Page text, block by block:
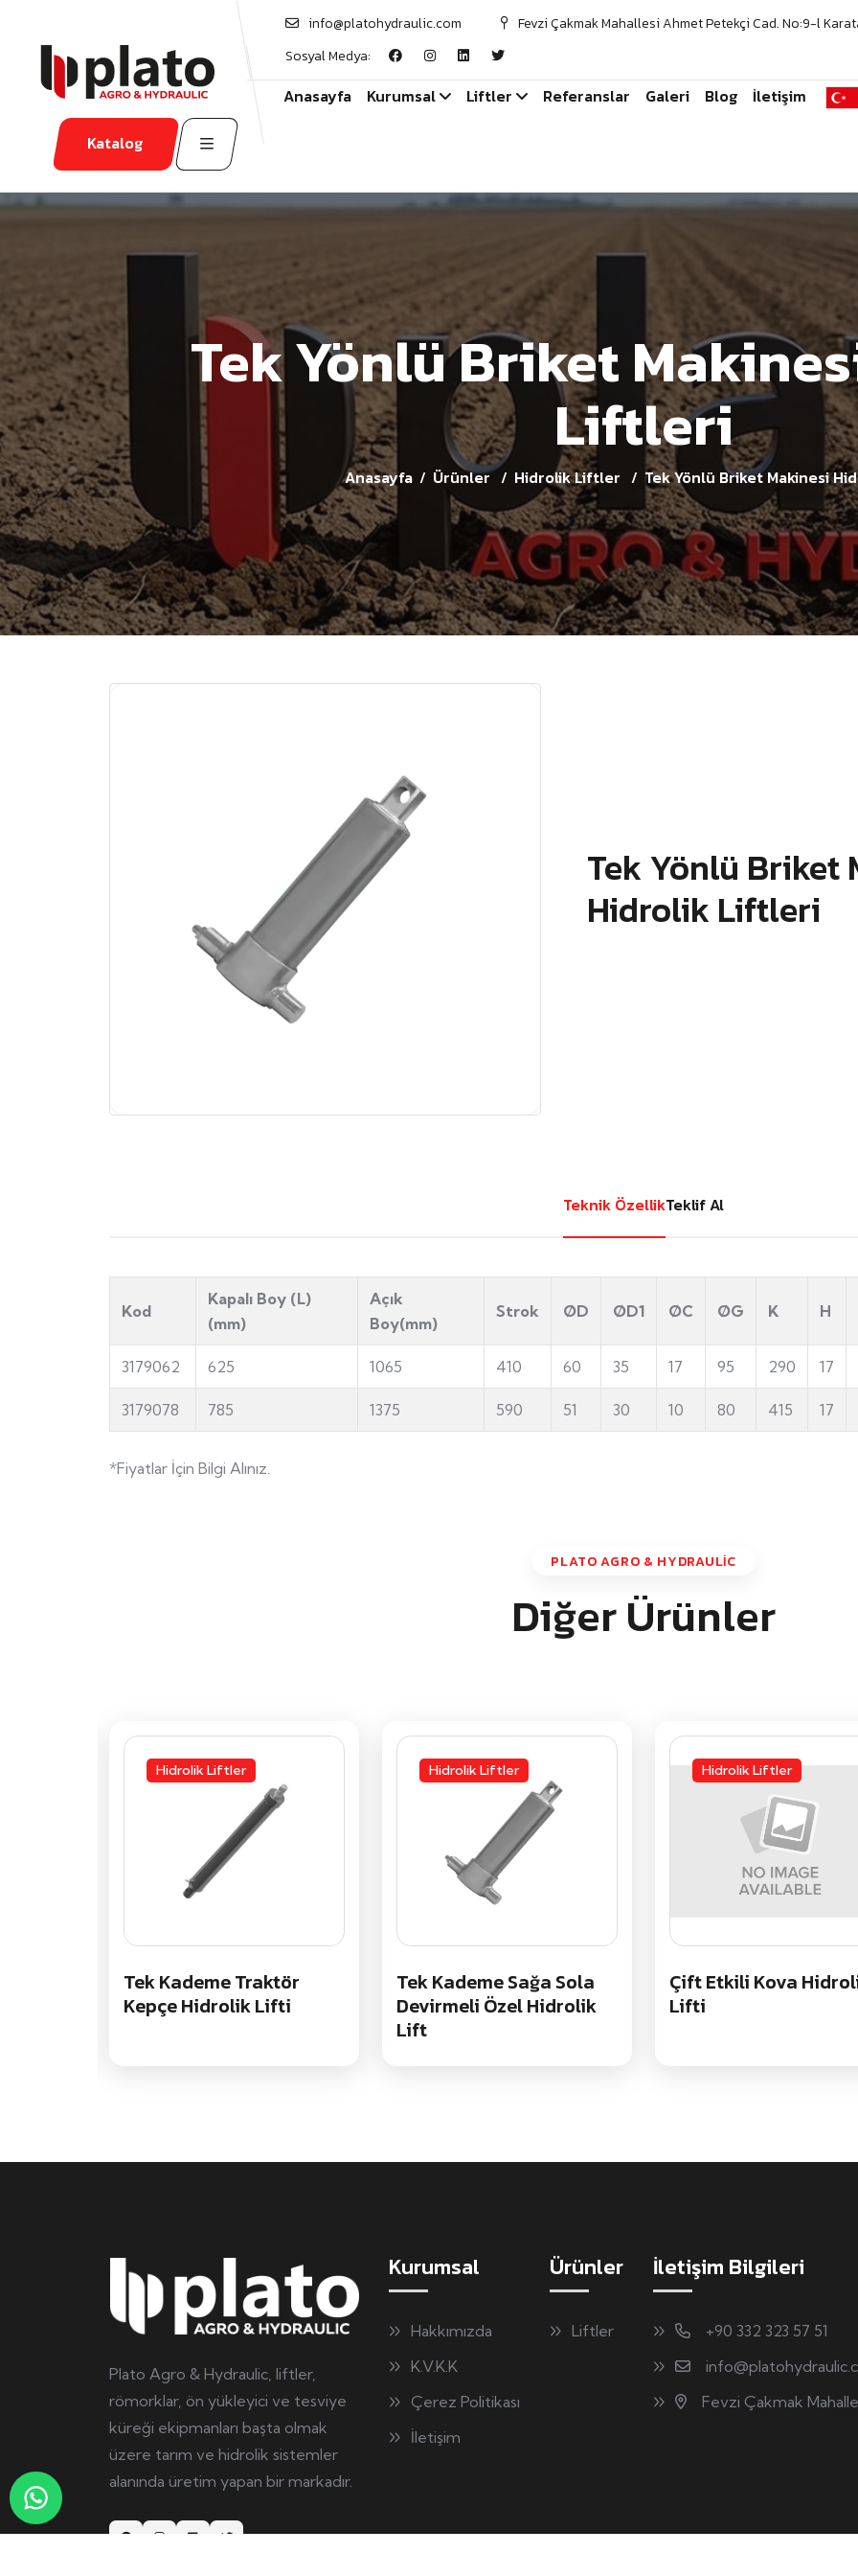
info@platohydraulic.com
Fevzi Çakmak Mahallesi Ahmet Petekçi Cad. No:9-l
Sosyal Medya:
Anasayfa Kurumsal Liftler Referanslar Galeri Blog İletişim
Katalog
Tek Yönlü Briket
Liftleri
Anasayfa Ürünler Hidrolik Liftler Tek Yönlü Briket Makinesi
Tek Yönlü Briket
Hidrolik Liftleri
Teknik ÖzellikTeklif Al
Kod
Kapalı Boy (L)
(mm)
Açık
Boy(mm)
Strok ØD ØD1 ØC ØG K H
3179062 625 1065 410 60 35 17 95 290 17
3179078 785 1375 590 51 30 10 80 415 17
*Fiyatlar İçin Bilgi Alınız.
PLATO AGRO & HYDRAULİC
Diğer Ürünler
Hidrolik Liftler
Tek Kademe Traktör
Kepçe Hidrolik Lifti
Hidrolik Liftler
Tek Kademe Sağa Sola
Devirmeli Özel Hidrolik
Lift
Hidrolik Liftler
Çift Etkili Kova
Lifti
Plato Agro & Hydraulic, liftler,
römorklar, ön yükleyici ve tesviye
küreği ekipmanları başta olmak
üzere tarım ve hidrolik sistemler
alanında üretim yapan bir markadır.
Kurumsal
Hakkımızda
K.V.K.K
Çerez Politikası
İletişim
Ürünler
Liftler
İletişim Bilgileri
+90 332 323 57 51
Fevzi Çakmak